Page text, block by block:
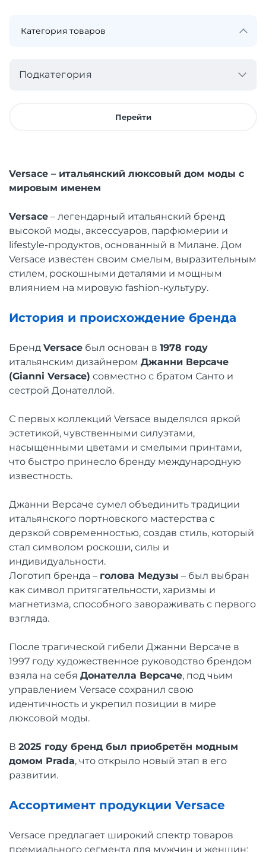
Подкатегория
Перейти
Versace – итальянский люксовый дом моды с
мировым именем
Versace – легендарный итальянский бренд
высокой моды, аксессуаров, парфюмерии и
lifestyle-продуктов, основанный в Милане. Дом
Versace известен своим смелым, выразительным
стилем, роскошными деталями и мощным
влиянием на мировую fashion-культуру.
История и происхождение бренда
Бренд Versace был основан в 1978 году
итальянским дизайнером Джанни Версаче
(Gianni Versace) совместно с братом Санто и
сестрой Донателлой.
С первых коллекций Versace выделялся яркой
эстетикой, чувственными силуэтами,
насыщенными цветами и смелыми принтами,
что быстро принесло бренду международную
известность.
Джанни Версаче сумел объединить традиции
итальянского портновского мастерства с
дерзкой современностью, создав стиль, который
стал символом роскоши, силы и
индивидуальности.
Логотип бренда – голова Медузы – был выбран
как символ притягательности, харизмы и
магнетизма, способного завораживать с первого
взгляда.
После трагической гибели Джанни Версаче в
1997 году художественное руководство брендом
взяла на себя Донателла Версаче, под чьим
управлением Versace сохранил свою
идентичность и укрепил позиции в мире
люксовой моды.
В 2025 году бренд был приобретён модным
домом Prada, что открыло новый этап в его
развитии.
Ассортимент продукции Versace
Versace предлагает широкий спектр товаров
премиального сегмента для мужчин и женщин: